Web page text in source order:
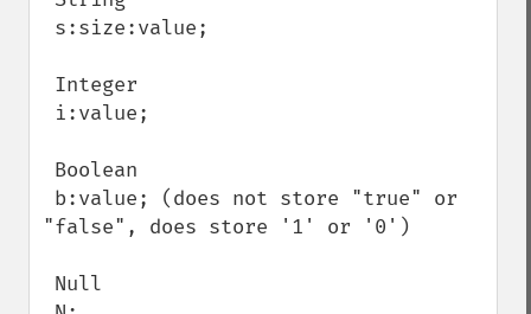
"false", does store '1' or '0')